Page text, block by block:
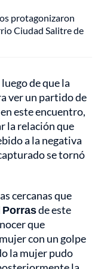
protagonizaron
Ciudad Salitre de
de que la
ver un partido de
este encuentro,
la relación que
a la negativa
se tornó
cercanas que
Porrasde este
que
con un golpe
la mujer pudo